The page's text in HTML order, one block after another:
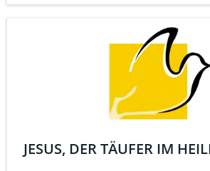
JESUS, DER TÄUFER IM